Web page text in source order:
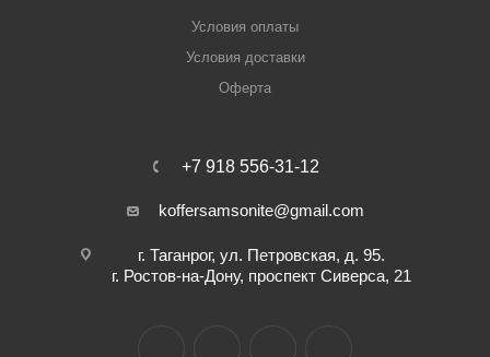
Условия оплаты
Условия доставки
Оферта
+7 918 556-31-12
koffersamsonite@gmail.com
г. Таганрог, ул. Петровская, д. 95.
г. Ростов-на-Дону, проспект Сиверса, 21